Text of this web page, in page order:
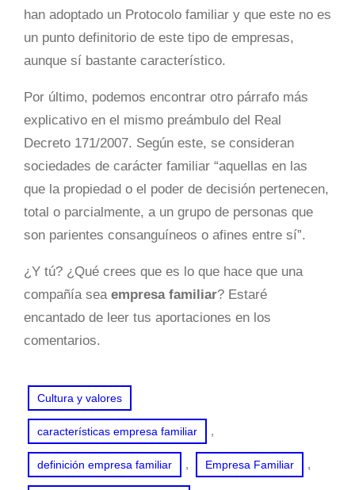
han adoptado un Protocolo familiar y que este no es
un punto definitorio de este tipo de empresas,
aunque sí bastante característico.
Por último, podemos encontrar otro párrafo más
explicativo en el mismo preámbulo del Real
Decreto 171/2007. Según este, se consideran
sociedades de carácter familiar “aquellas en las
que la propiedad o el poder de decisión pertenecen,
total o parcialmente, a un grupo de personas que
son parientes consanguíneos o afines entre sí”.
¿Y tú? ¿Qué crees que es lo que hace que una
compañía sea empresa familiar? Estaré
encantado de leer tus aportaciones en los
comentarios.
Cultura y valores
características empresa familiar ,
definición empresa familiar , Empresa Familiar ,